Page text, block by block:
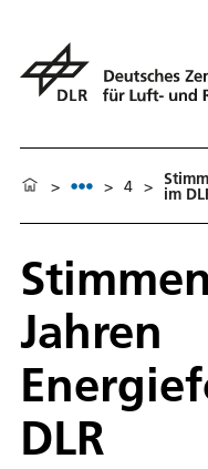
> > 4 > im
Jahren
DLR